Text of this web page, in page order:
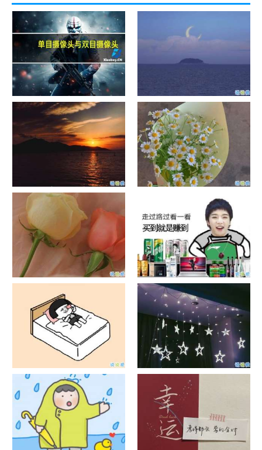
单目摄像头与双目摄像头
晚安励志语录带图片 晚安心语
励志鸡汤
日出文案温柔句子 看日出的微
信说说配图
晒风景照的唯美说说配图 适合
发风景的朋友圈文案
官宣恋爱的说说配图 官宣句子
抖音摆地摊文案 摆地摊的搞笑
说说带图片
谐音梗土味情话大全带图片 油
腻搞笑的土味情话
很酷的霸气句子带图片 最新霸
气说说高冷范